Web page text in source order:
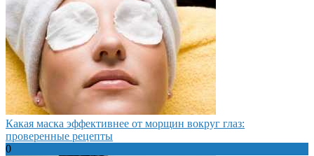
Какая маска эффективнее от морщин вокруг глаз:
проверенные рецепты
0